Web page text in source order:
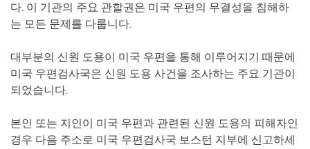
다. 이 기관의 주요 관할권은 미국 우편의 무결성을 침해하
는 모든 문제를 다룹니다.
대부분의 신원 도용이 미국 우편을 통해 이루어지기 때문에
미국 우편검사국은 신원 도용 사건을 조사하는 주요 기관이
되었습니다.
본인 또는 지인이 미국 우편과 관련된 신원 도용의 피해자인
경우 다음 주소로 미국 우편검사국 보스턴 지부에 신고하세